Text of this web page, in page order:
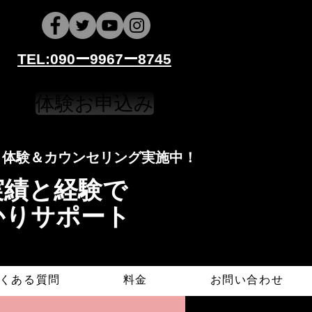
​​TEL:090ー9967ー8745
体験お申込み
と経験で
サポート
​​​体験＆カウンセリング実施中！
ある質問 料金 お問い合わせ